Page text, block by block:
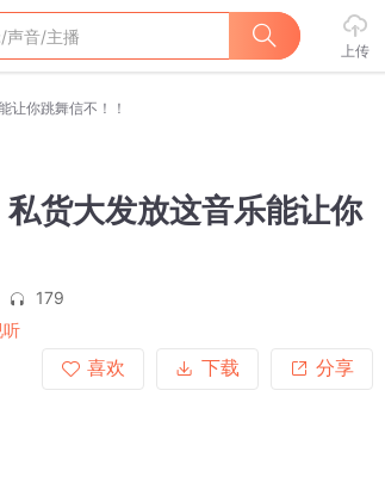
上传
让你跳舞信不！！
货大发放这音乐能让你
179
听
喜欢
下载 分享